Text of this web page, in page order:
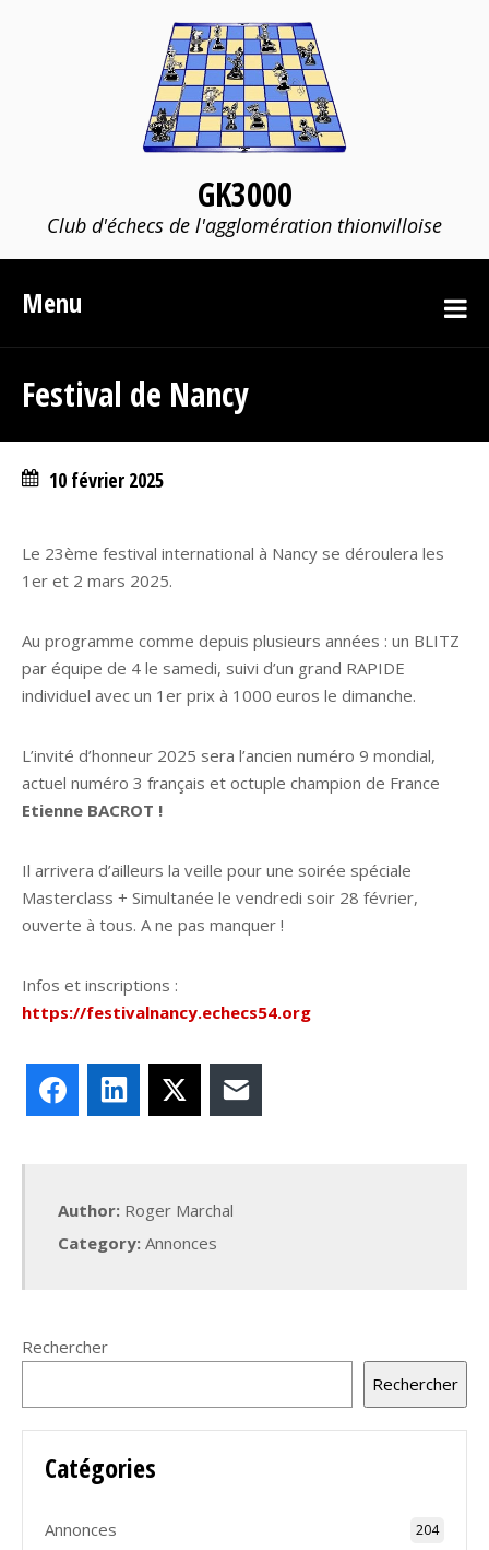
GK3000
Club d'échecs de l'agglomération thionvilloise
Menu
Festival de Nancy
10 février 2025
Le 23ème festival international à Nancy se déroulera les
1er et 2 mars 2025.
Au programme comme depuis plusieurs années : un BLITZ
par équipe de 4 le samedi, suivi d’un grand RAPIDE
individuel avec un 1er prix à 1000 euros le dimanche.
L’invité d’honneur 2025 sera l’ancien numéro 9 mondial,
actuel numéro 3 français et octuple champion de France
Etienne BACROT !
Il arrivera d’ailleurs la veille pour une soirée spéciale
Masterclass + Simultanée le vendredi soir 28 février,
ouverte à tous. A ne pas manquer !
Infos et inscriptions :
https://festivalnancy.echecs54.org
FacebookLinkedIn
Author: Roger Marchal
Category: Annonces
Rechercher
Rechercher
Catégories
Annonces 204